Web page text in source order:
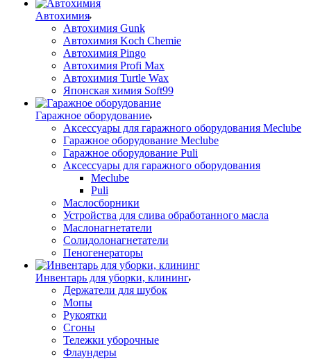
Автохимия
Автохимия Gunk
Автохимия Koch Chemie
Автохимия Pingo
Автохимия Profi Max
Автохимия Turtle Wax
Японская химия Soft99
Гаражное оборудование
Аксессуары для гаражного оборудования Meclube
Гаражное оборудование Meclube
Гаражное оборудование Puli
Аксессуары для гаражного оборудования
Meclube
Puli
Маслосборники
Устройства для слива обработанного масла
Маслонагнетатели
Солидолонагнетатели
Пеногенераторы
Инвентарь для уборки, клининг
Держатели для шубок
Мопы
Рукоятки
Сгоны
Тележки уборочные
Флаундеры